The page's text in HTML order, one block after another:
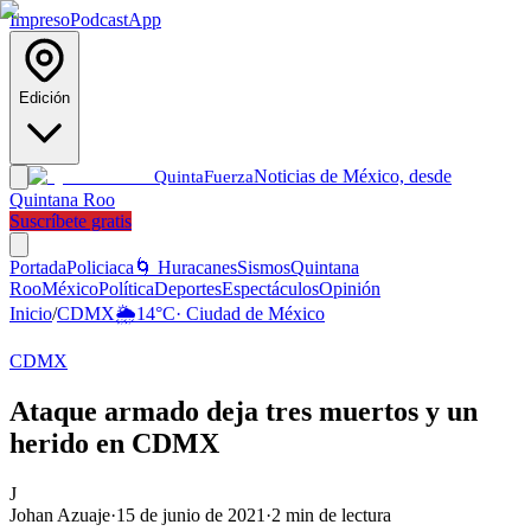
ImpresoPodcastApp
Edición
QuintaFuerzaNoticias de México, desde
Quintana Roo
Suscríbete gratis
PortadaPoliciaca 🌀 HuracanesSismosQuintana
RooMéxicoPolíticaDeportesEspectáculosOpinión
Inicio/CDMX🌦️14°C· Ciudad de México
CDMX
Ataque armado deja tres muertos y un
herido en CDMX
J
Johan Azuaje·15 de junio de 2021 ·2 min de lectura